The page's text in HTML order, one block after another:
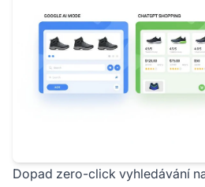
Dopad zero-click vyhledávání